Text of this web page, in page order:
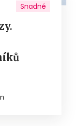
Snadné